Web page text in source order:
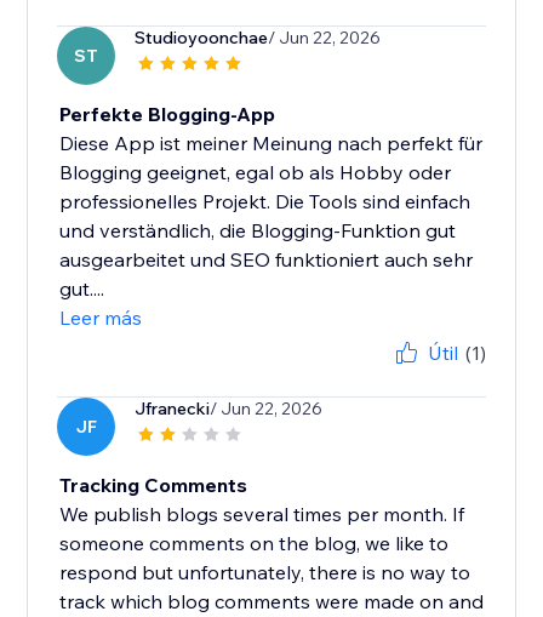
ST
Studioyoonchae/ Jun 22, 2026
Perfekte Blogging-App
Diese App ist meiner Meinung nach perfekt für
Blogging geeignet, egal ob als Hobby oder
professionelles Projekt. Die Tools sind einfach
und verständlich, die Blogging-Funktion gut
ausgearbeitet und SEO funktioniert auch sehr
gut....
Leer más
Útil (1)
JF
Jfranecki/ Jun 22, 2026
Tracking Comments
We publish blogs several times per month. If
someone comments on the blog, we like to
respond but unfortunately, there is no way to
track which blog comments were made on and